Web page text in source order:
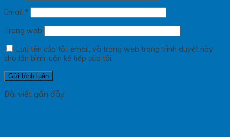
Email *
Trang web
Lưu tên của tôi, email, và trang web trong trình duyệt này
cho lần bình luận kế tiếp của tôi.
Bài viết gần đây